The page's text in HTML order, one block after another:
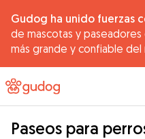
Gudog ha unido fuerzas
de mascotas y
más grande y confiable del
Paseos para